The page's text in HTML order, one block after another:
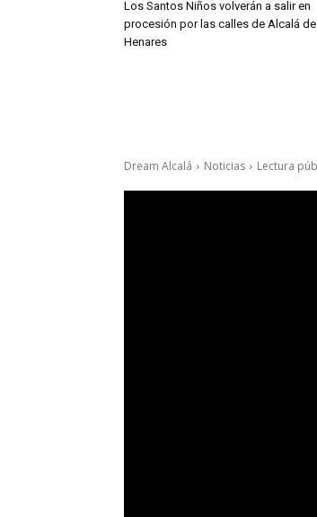
Los Santos Niños volverán a salir en
procesión por las calles de Alcalá de
Henares